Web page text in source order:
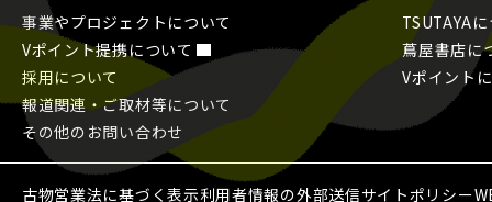
事業やプロジェクトについて
Vポイント提携について
採用について
報道関連・ご取材等について
その他のお問い合わせ
TSUTAYA
蔦屋書店に
Vポイント
古物営業法に基づく表示利用者情報の外部送信サイトポリシー